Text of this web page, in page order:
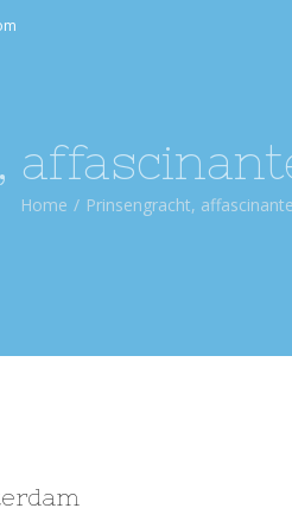
Home / Prinsengracht,